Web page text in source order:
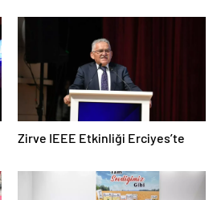
Zirve IEEE Etkinliği Erciyes’te